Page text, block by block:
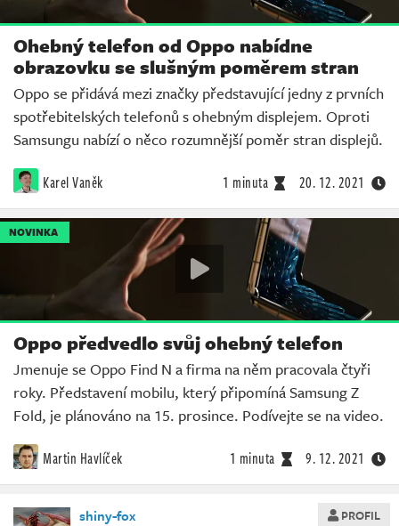
Ohebný telefon od Oppo nabídne
obrazovku se slušným poměrem stran
Oppo se přidává mezi značky představující jedny z prvních
spotřebitelských telefonů s ohebným displejem. Oproti
Samsungu nabízí o něco rozumnější poměr stran displejů.
Karel Vaněk 1 minuta 20. 12. 2021
NOVINKA
Oppo předvedlo svůj ohebný telefon
Jmenuje se Oppo Find N a firma na něm pracovala čtyři
roky. Představení mobilu, který připomíná Samsung Z
Fold, je plánováno na 15. prosince. Podívejte se na video.
Martin Havlíček 1 minuta 9. 12. 2021
shiny-fox PROFIL